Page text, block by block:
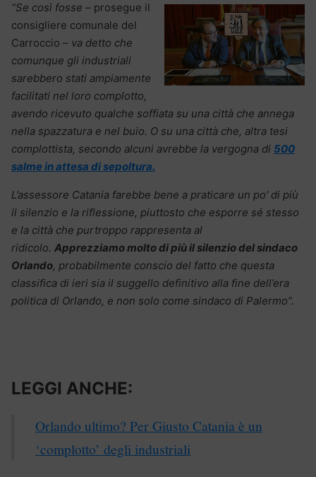
“Se così fosse – prosegue il
consigliere comunale del
Carroccio – va detto che
comunque gli industriali
sarebbero stati ampiamente
facilitati nel loro complotto,
avendo ricevuto qualche soffiata su una città che annega
nella spazzatura e nel buio. O su una città che, altra tesi
complottista, secondo alcuni avrebbe la vergogna di 500
salme in attesa di sepoltura.
L’assessore Catania farebbe bene a praticare un po’ di più
il silenzio e la riflessione, piuttosto che esporre sé stesso
e la città che purtroppo rappresenta al
ridicolo. Apprezziamo molto di più il silenzio del sindaco
Orlando, probabilmente conscio del fatto che questa
classifica di ieri sia il suggello definitivo alla fine dell’era
politica di Orlando, e non solo come sindaco di Palermo”.
LEGGI ANCHE:
Orlando ultimo? Per Giusto Catania è un
‘complotto’ degli industriali